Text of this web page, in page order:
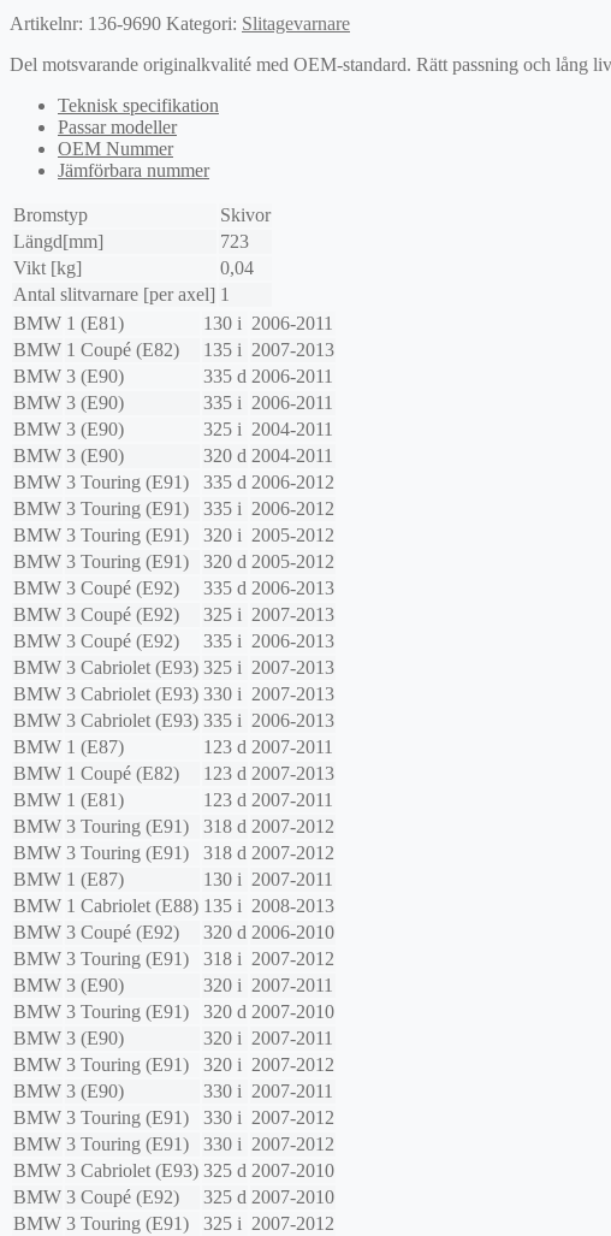
Artikelnr: 136-9690 Kategori: Slitagevarnare
Del motsvarande originalkvalité med OEM-standard. Rätt passning och lång
Teknisk specifikation
Passar modeller
OEM Nummer
Jämförbara nummer
Bromstyp
Skivor
Längd[mm]
723
Vikt [kg]
0,04
Antal slitvarnare [per axel] 1
BMW 1 (E81) 130 i 2006-2011
BMW 1 Coupé (E82) 135 i 2007-2013
BMW 3 (E90) 335 d 2006-2011
BMW 3 (E90) 335 i 2006-2011
BMW 3 (E90) 325 i 2004-2011
BMW 3 (E90) 320 d 2004-2011
BMW 3 Touring (E91) 335 d 2006-2012
BMW 3 Touring (E91) 335 i 2006-2012
BMW 3 Touring (E91) 320 i 2005-2012
BMW 3 Touring (E91) 320 d 2005-2012
BMW 3 Coupé (E92) 335 d 2006-2013
BMW 3 Coupé (E92) 325 i 2007-2013
BMW 3 Coupé (E92) 335 i 2006-2013
BMW 3 Cabriolet (E93) 325 i 2007-2013
BMW 3 Cabriolet (E93) 330 i 2007-2013
BMW 3 Cabriolet (E93) 335 i 2006-2013
BMW 1 (E87) 123 d 2007-2011
BMW 1 Coupé (E82) 123 d 2007-2013
BMW 1 (E81) 123 d 2007-2011
BMW 3 Touring (E91) 318 d 2007-2012
BMW 3 Touring (E91) 318 d 2007-2012
BMW 1 (E87) 130 i 2007-2011
BMW 1 Cabriolet (E88) 135 i 2008-2013
BMW 3 Coupé (E92) 320 d 2006-2010
BMW 3 Touring (E91) 318 i 2007-2012
BMW 3 (E90) 320 i 2007-2011
BMW 3 Touring (E91) 320 d 2007-2010
BMW 3 (E90) 320 i 2007-2011
BMW 3 Touring (E91) 320 i 2007-2012
BMW 3 (E90) 330 i 2007-2011
BMW 3 Touring (E91) 330 i 2007-2012
BMW 3 Touring (E91) 330 i 2007-2012
BMW 3 Cabriolet (E93) 325 d 2007-2010
BMW 3 Coupé (E92) 325 d 2007-2010
BMW 3 Touring (E91) 325 i 2007-2012